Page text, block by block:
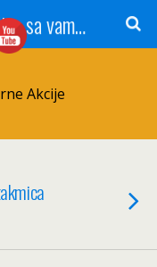
Radio Gradačac - 56 godina sa vama...
Akcije